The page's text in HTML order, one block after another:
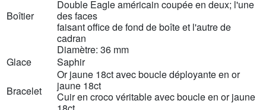
Boîtier
Double Eagle américain coupée en deux; l'une
des faces
faisant office de fond de boîte et l'autre de
cadran
Diamètre: 36 mm
Glace
Saphir
Bracelet
Or jaune 18ct avec boucle déployante en or
jaune 18ct
Cuir en croco véritable avec boucle en or jaune